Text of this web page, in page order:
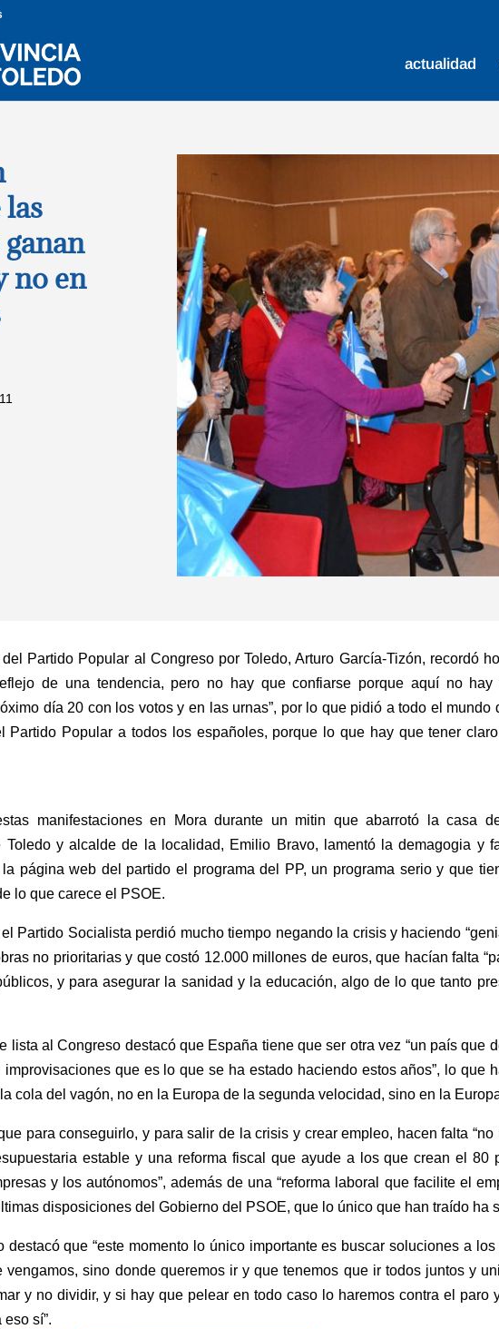
actualidad
no en
Partido Popular al Congreso por Toledo, Arturo García-Tizón, recordó
de una tendencia, pero no hay que confiarse porque aquí no hay
día 20 con los votos y en las urnas”, por lo que pidió a todo el mundo
Partido Popular a todos los españoles, porque lo que hay que tener
manifestaciones en Mora durante un mitin que abarrotó la casa
Toledo y alcalde de la localidad, Emilio Bravo, lamentó la demagogia y
página web del partido el programa del PP, un programa serio y que
lo que carece el PSOE.
Partido Socialista perdió mucho tiempo negando la crisis y haciendo
no prioritarias y que costó 12.000 millones de euros, que hacían falta
y para asegurar la sanidad y la educación, algo de lo que tanto
lista al Congreso destacó que España tiene que ser otra vez “un país que
que es lo que se ha estado haciendo estos años”, lo que
cola del vagón, no en la Europa de la segunda velocidad, sino en la
para conseguirlo, y para salir de la crisis y crear empleo, hacen falta
estable y una reforma fiscal que ayude a los que crean el
y los autónomos”, además de una “reforma laboral que facilite el
disposiciones del Gobierno del PSOE, que lo único que han traído ha
destacó que “este momento lo único importante es buscar soluciones a
vengamos, sino donde queremos ir y que tenemos que ir todos juntos y
y no dividir, y si hay que pelear en todo caso lo haremos contra el
sí”.